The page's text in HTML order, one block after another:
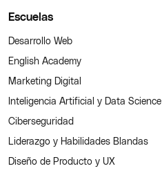
Escuelas
Desarrollo Web
English Academy
Marketing Digital
Inteligencia Artificial y Data Science
Ciberseguridad
Liderazgo y Habilidades Blandas
Diseño de Producto y UX